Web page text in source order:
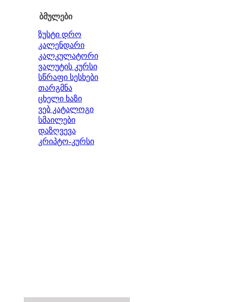
ბმულები
ზუსტი დრო
კალენდარი
კალკულატორი
ვალუტის კურსი
სწრაფი სესხები
თარგმნა
ცხელი ხაზი
ვებ კატალოგი
სმაილები
დაზღვევა
კრიპტო-კურსი